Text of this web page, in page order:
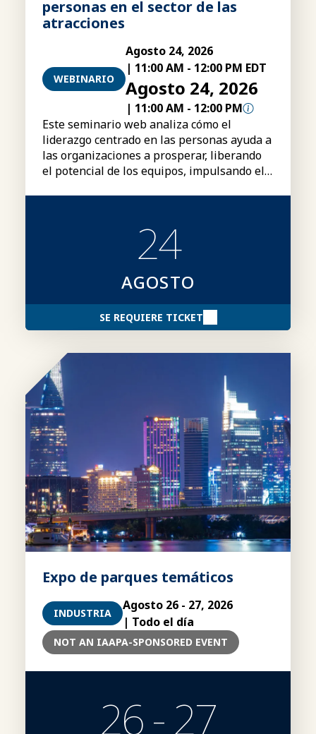
personas en el sector de las
atracciones
WEBINARIO
Agosto 24, 2026
| 11:00 AM - 12:00 PM EDT
Agosto 24, 2026
| 11:00 AM - 12:00 PM
Este seminario web analiza cómo el
liderazgo centrado en las personas ayuda a
las organizaciones a prosperar, liberando
el potencial de los equipos, impulsando el
24
AGOSTO
SE REQUIERE TICKET
Expo de parques temáticos
INDUSTRIA
Agosto 26 - 27, 2026
| Todo el día
NOT AN IAAPA-SPONSORED EVENT
26 - 27